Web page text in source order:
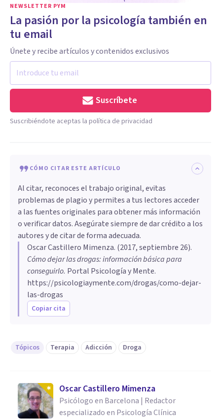
NEWSLETTER PYM
La pasión por la psicología también en
tu email
Únete y recibe artículos y contenidos exclusivos
Suscríbete
Suscribiéndote aceptas la política de privacidad
CÓMO CITAR ESTE ARTÍCULO
Al citar, reconoces el trabajo original, evitas
problemas de plagio y permites a tus lectores acceder
a las fuentes originales para obtener más información
o verificar datos. Asegúrate siempre de dar crédito a los
autores y de citar de forma adecuada.
Oscar Castillero Mimenza. (2017, septiembre 26).
Cómo dejar las drogas: información básica para
conseguirlo. Portal Psicología y Mente.
https://psicologiaymente.com/drogas/como-dejar-
las-drogas
Copiar cita
Tópicos Terapia Adicción Droga
Oscar Castillero Mimenza
Psicólogo en Barcelona | Redactor
especializado en Psicología Clínica